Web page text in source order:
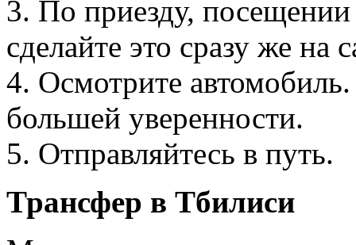
3. По приезду,
сделайте это сразу же на
4. Осмотрите
большей уверенности.
5. Отправляйтесь в путь.
Трансфер в Тбилиси